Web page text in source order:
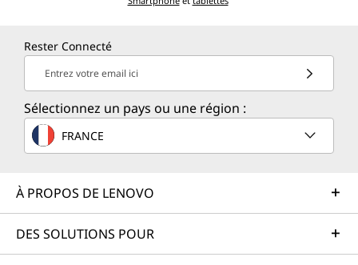
Rester Connecté
Entrez votre email ici
Sélectionnez un pays ou une région :
FRANCE
À PROPOS DE LENOVO
DES SOLUTIONS POUR